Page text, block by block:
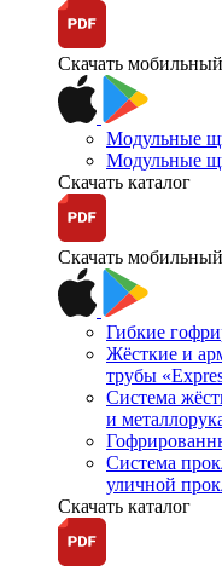
Скачать
Модульные
Модульные
Скачать каталог
Скачать
Гибкие
Жёсткие и
трубы
Система
и
Система
уличной
Скачать каталог